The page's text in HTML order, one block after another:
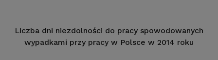
Liczba dni niezdolności do pracy spowodowanych
wypadkami przy pracy w Polsce w 2014 roku